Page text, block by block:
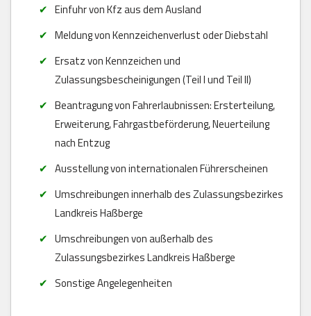
Einfuhr von Kfz aus dem Ausland
Meldung von Kennzeichenverlust oder Diebstahl
Ersatz von Kennzeichen und
Zulassungsbescheinigungen (Teil I und Teil II)
Beantragung von Fahrerlaubnissen: Ersterteilung,
Erweiterung, Fahrgastbeförderung, Neuerteilung
nach Entzug
Ausstellung von internationalen Führerscheinen
Umschreibungen innerhalb des Zulassungsbezirkes
Landkreis Haßberge
Umschreibungen von außerhalb des
Zulassungsbezirkes Landkreis Haßberge
Sonstige Angelegenheiten